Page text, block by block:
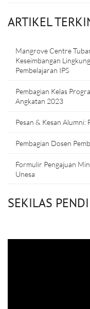
ARTIKEL
Mangrove Centre
Keseimbangan
Pembelajaran IPS
Pembagian Kelas
Angkatan 2023
Pesan & Kesan Alumni:
Pembagian Dosen
Formulir Pengajuan
Unesa
SEKILAS